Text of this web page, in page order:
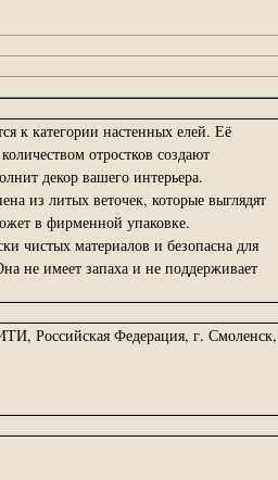
к категории настенных елей. Её
отростков создают
декор вашего интерьера.
из литых веточек, которые выглядят
в фирменной упаковке.
чистых материалов и безопасна для
не имеет запаха и не поддерживает
Российская Федерация, г. Смоленск,